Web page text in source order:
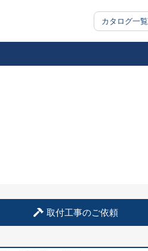
カタログ一覧
取付工事のご依頼